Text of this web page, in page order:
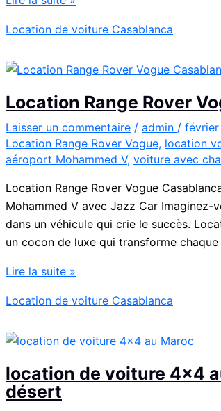
SUV
Luxe
l’Aéroport
Mohammed
V
Location de voiture Casablanca
Location Range Rover
Laisser un commentaire / admin /
Location Range Rover Vogue, location
aéroport Mohammed V, voiture avec
Location Range Rover Vogue
Mohammed V avec Jazz Car
dans un véhicule qui crie le succès.
un cocon de luxe qui transforme
Location
Rover
Casablanca
Lire la suite »
Location de voiture Casablanca
location de voiture 4×4
désert